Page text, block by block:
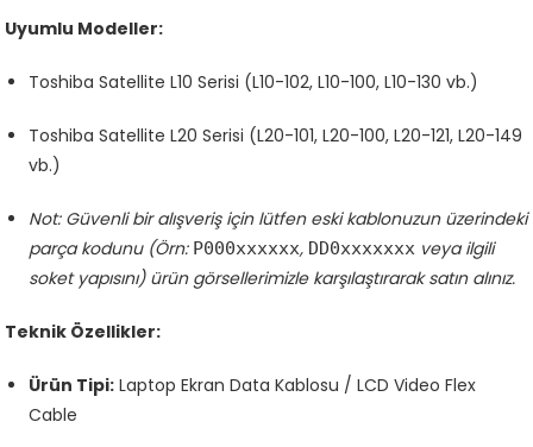
Uyumlu Modeller:
Toshiba Satellite L10 Serisi (L10-102, L10-100, L10-130 vb.)
Toshiba Satellite L20 Serisi (L20-101, L20-100, L20-121, L20-149
vb.)
Not: Güvenli bir alışveriş için lütfen eski kablonuzun üzerindeki
parça kodunu (Örn: P000xxxxxx, DD0xxxxxxx veya ilgili
soket yapısını) ürün görsellerimizle karşılaştırarak satın alınız.
Teknik Özellikler:
Ürün Tipi: Laptop Ekran Data Kablosu / LCD Video Flex
Cable